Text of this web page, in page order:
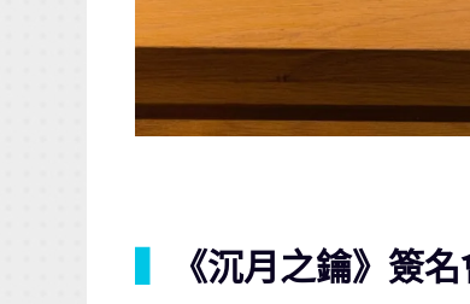
《沉月之鑰》簽